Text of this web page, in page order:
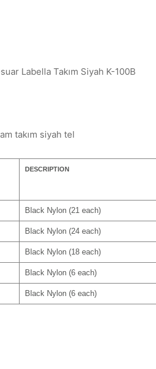
Labella Takım Siyah K-100B
takım siyah tel
DESCRIPTION
Black Nylon (21 each)
Black Nylon (24 each)
Black Nylon (18 each)
Black Nylon (6 each)
Black Nylon (6 each)